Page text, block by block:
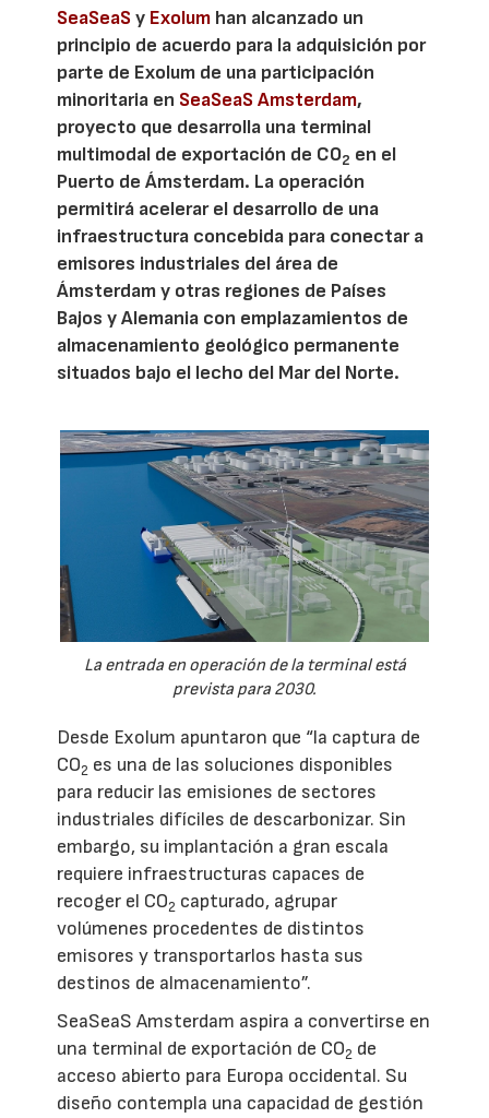
SeaSeaSy Exolum han alcanzado un
principio de acuerdo para la adquisición por
parte de Exolum de una participación
minoritaria en SeaSeaS Amsterdam,
proyecto que desarrolla una terminal
multimodal de exportación de CO2 en el
Puerto de Ámsterdam. La operación
permitirá acelerar el desarrollo de una
infraestructura concebida para conectar a
emisores industriales del área de
Ámsterdam y otras regiones de Países
Bajos y Alemania con emplazamientos de
almacenamiento geológico permanente
situados bajo el lecho del Mar del Norte.
La entrada en operación de la terminal está
prevista para 2030.
Desde Exolum apuntaron que “la captura de
CO2 es una de las soluciones disponibles
para reducir las emisiones de sectores
industriales difíciles de descarbonizar. Sin
embargo, su implantación a gran escala
requiere infraestructuras capaces de
recoger el CO2 capturado, agrupar
volúmenes procedentes de distintos
emisores y transportarlos hasta sus
destinos de almacenamiento”.
SeaSeaS Amsterdam aspira a convertirse en
una terminal de exportación de CO2 de
acceso abierto para Europa occidental. Su
diseño contempla una capacidad de gestión